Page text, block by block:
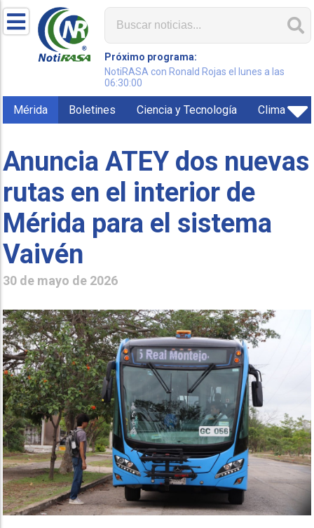
Próximo programa:
NotiRASA con Ronald Rojas el lunes a las
06:30:00
Mérida Boletines Ciencia y Tecnología Clima
Anuncia ATEY dos nuevas
rutas en el interior de
Mérida para el sistema
Vaivén
30 de mayo de 2026